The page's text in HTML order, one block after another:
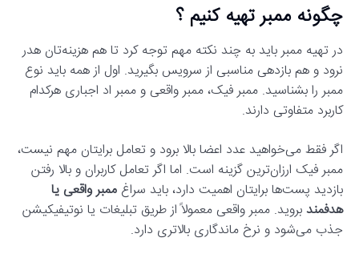
چگونه ممبر تهیه کنیم ؟
در تهیه ممبر باید به چند نکته مهم توجه کرد تا هم هزینه‌تان هدر
نرود و هم بازدهی مناسبی از سرویس بگیرید. اول از همه باید نوع
ممبر را بشناسید. ممبر فیک، ممبر واقعی و ممبر اد اجباری هرکدام
کاربرد متفاوتی دارند.
اگر فقط می‌خواهید عدد اعضا بالا برود و تعامل برایتان مهم نیست،
ممبر فیک ارزان‌ترین گزینه است. اما اگر تعامل کاربران و بالا رفتن
بازدید پست‌ها برایتان اهمیت دارد، باید سراغ ممبر واقعی یا
هدفمندبروید. ممبر واقعی معمولاً از طریق تبلیغات یا نوتیفیکیشن
جذب می‌شود و نرخ ماندگاری بالاتری دارد.